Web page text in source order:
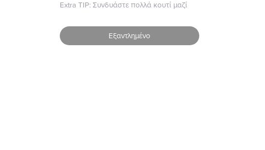
Extra TIP: Συνδυάστε πολλά κουτί μαζί
Εξαντλημένο